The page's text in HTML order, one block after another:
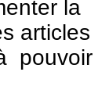
la
articles
pouvoir